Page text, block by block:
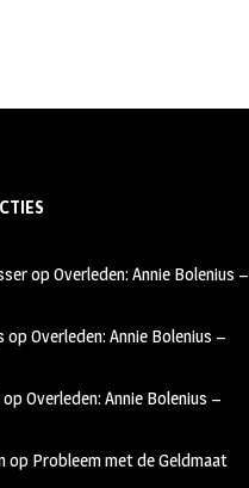
opOverleden: Annie Bolenius –
opOverleden: Annie Bolenius –
opOverleden: Annie Bolenius –
op Probleem met de Geldmaat